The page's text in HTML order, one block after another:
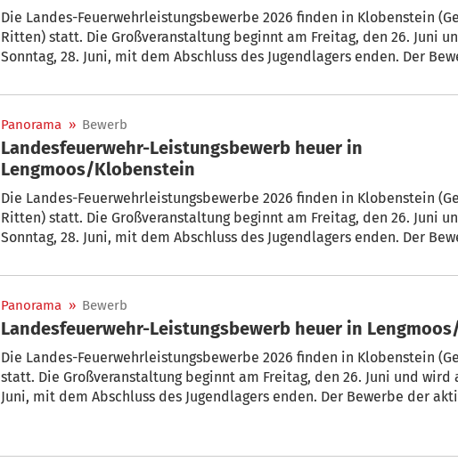
Die Landes-Feuerwehrleistungsbewerbe 2026 finden in Klobenstein
Ritten) statt. Die Großveranstaltung beginnt am Freitag, den 26. Juni
Sonntag, 28. Juni, mit dem Abschluss des Jugendlagers enden. Der
abgehalten. Das Jugendlager wird in Lengmoos beim Vereinshaus
Panorama » Bewerb
Landesfeuerwehr-Leistungsbewerb heuer in
Lengmoos/Klobenstein
Die Landes-Feuerwehrleistungsbewerbe 2026 finden in Klobenstein
Ritten) statt. Die Großveranstaltung beginnt am Freitag, den 26. Juni
Sonntag, 28. Juni, mit dem Abschluss des Jugendlagers enden. Der
abgehalten. Das Jugendlager wird in Lengmoos beim Vereinshaus
Panorama » Bewerb
Landesfeuerwehr-Leistungsbewerb heuer in
Die Landes-Feuerwehrleistungsbewerbe 2026 finden in Klobenstein
statt. Die Großveranstaltung beginnt am Freitag, den 26. Juni und wird
Juni, mit dem Abschluss des Jugendlagers enden. Der Bewerbe der